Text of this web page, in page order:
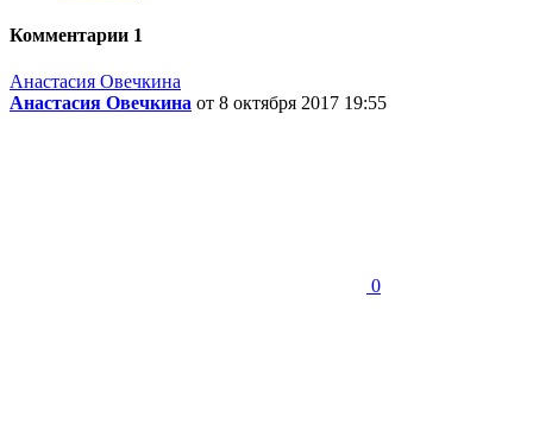
Комментарии 1
Анастасия Овечкина
Анастасия Овечкина от 8 октября 2017 19:55
0